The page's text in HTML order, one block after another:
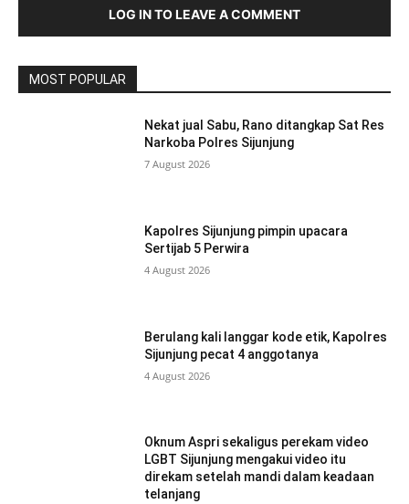
LOG IN TO LEAVE A COMMENT
MOST POPULAR
Nekat jual Sabu, Rano ditangkap Sat Res
Narkoba Polres Sijunjung
7 August 2026
Kapolres Sijunjung pimpin upacara
Sertijab 5 Perwira
4 August 2026
Berulang kali langgar kode etik, Kapolres
Sijunjung pecat 4 anggotanya
4 August 2026
Oknum Aspri sekaligus perekam video
LGBT Sijunjung mengakui video itu
direkam setelah mandi dalam keadaan
telanjang